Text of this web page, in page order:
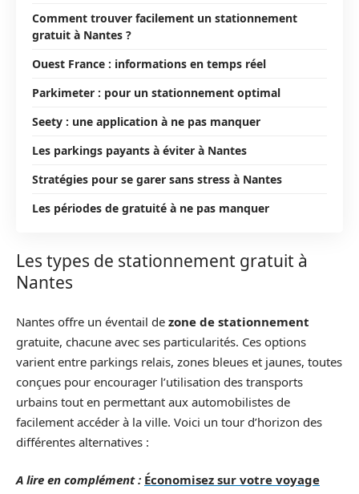
Comment trouver facilement un stationnement
gratuit à Nantes ?
Ouest France : informations en temps réel
Parkimeter : pour un stationnement optimal
Seety : une application à ne pas manquer
Les parkings payants à éviter à Nantes
Stratégies pour se garer sans stress à Nantes
Les périodes de gratuité à ne pas manquer
Les types de stationnement gratuit à
Nantes
Nantes offre un éventail de zone de stationnement
gratuite, chacune avec ses particularités. Ces options
varient entre parkings relais, zones bleues et jaunes, toutes
conçues pour encourager l’utilisation des transports
urbains tout en permettant aux automobilistes de
facilement accéder à la ville. Voici un tour d’horizon des
différentes alternatives :
A lire en complément : Économisez sur votre voyage